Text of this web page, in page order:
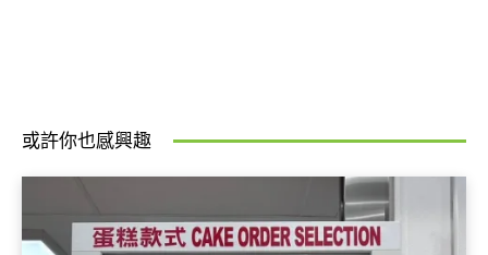
或許你也感興趣